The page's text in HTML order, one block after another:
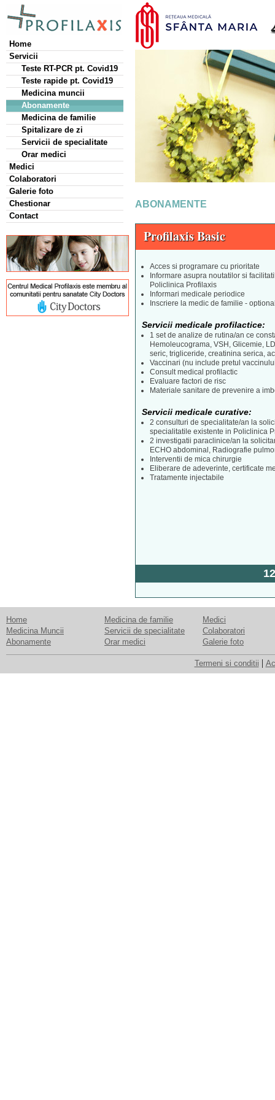
Home
Servicii
Teste RT-PCR pt. Covid19
Teste rapide pt. Covid19
Medicina muncii
Abonamente
Medicina de familie
Spitalizare de zi
Servicii de specialitate
Orar medici
Medici
Colaboratori
Galerie foto
Chestionar
Contact
ABONAMENTE
Profilaxis Basic
Acces si programare cu prioritate
Informare asupra noutatilor si
Policlinica Profilaxis
Informari medicale periodice
Inscriere la medic de familie -
Servicii medicale profilactice:
1 set de analize de rutina/an ce
Hemoleucograma, VSH, Glicemie,
seric, trigliceride, creatinina serica,
Vaccinari (nu include pretul
Consult medical profilactic
Evaluare factori de risc
Materiale sanitare de prevenire a
Servicii medicale curative:
2 consulturi de specialitate/an la
specialitatile existente in Policlinica
2 investigatii paraclinice/an la
ECHO abdominal, Radiografie
Interventii de mica chirurgie
Eliberare de adeverinte, certificate
Tratamente injectabile
Home
Medicina Muncii
Abonamente
Medicina de familie
Servicii de specialitate
Orar medici
Medici
Colaboratori
Galerie foto
Termeni si conditii |